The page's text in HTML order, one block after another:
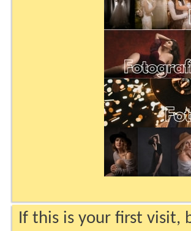
If this is your first visit,